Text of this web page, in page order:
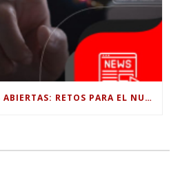
FINTECH Y FINANZAS ABIERTAS: RETOS PARA EL NUEVO GOBIERNO COLOMBIANO